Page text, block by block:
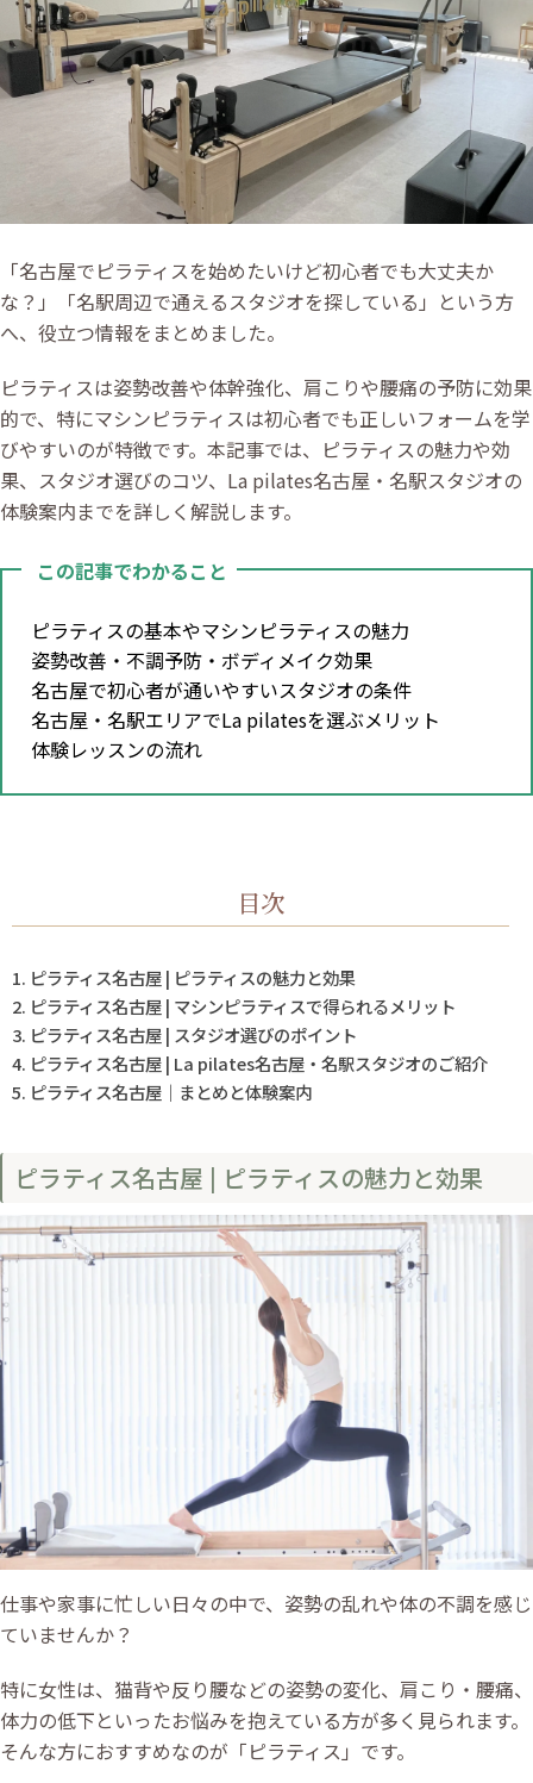
「名古屋でピラティスを始めたいけど初心者でも大丈夫か
な？」「名駅周辺で通えるスタジオを探している」という方
へ、役立つ情報をまとめました。
ピラティスは姿勢改善や体幹強化、肩こりや腰痛の予防に効果
的で、特にマシンピラティスは初心者でも正しいフォームを学
びやすいのが特徴です。本記事では、ピラティスの魅力や効
果、スタジオ選びのコツ、La pilates名古屋・名駅スタジオの
体験案内までを詳しく解説します。
この記事でわかること
ピラティスの基本やマシンピラティスの魅力
姿勢改善・不調予防・ボディメイク効果
名古屋で初心者が通いやすいスタジオの条件
名古屋・名駅エリアでLa pilatesを選ぶメリット
体験レッスンの流れ
目次
ピラティス名古屋 | ピラティスの魅力と効果
ピラティス名古屋 | マシンピラティスで得られるメリット
ピラティス名古屋 | スタジオ選びのポイント
ピラティス名古屋 | La pilates名古屋・名駅スタジオのご紹介
ピラティス名古屋｜まとめと体験案内
ピラティス名古屋 | ピラティスの魅力と効果
仕事や家事に忙しい日々の中で、姿勢の乱れや体の不調を感じ
ていませんか？
特に女性は、猫背や反り腰などの姿勢の変化、肩こり・腰痛、
体力の低下といったお悩みを抱えている方が多く見られます。
そんな方におすすめなのが「ピラティス」です。